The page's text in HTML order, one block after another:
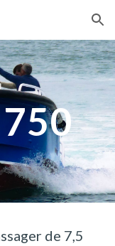
Skip to navigation
750
de 7,5